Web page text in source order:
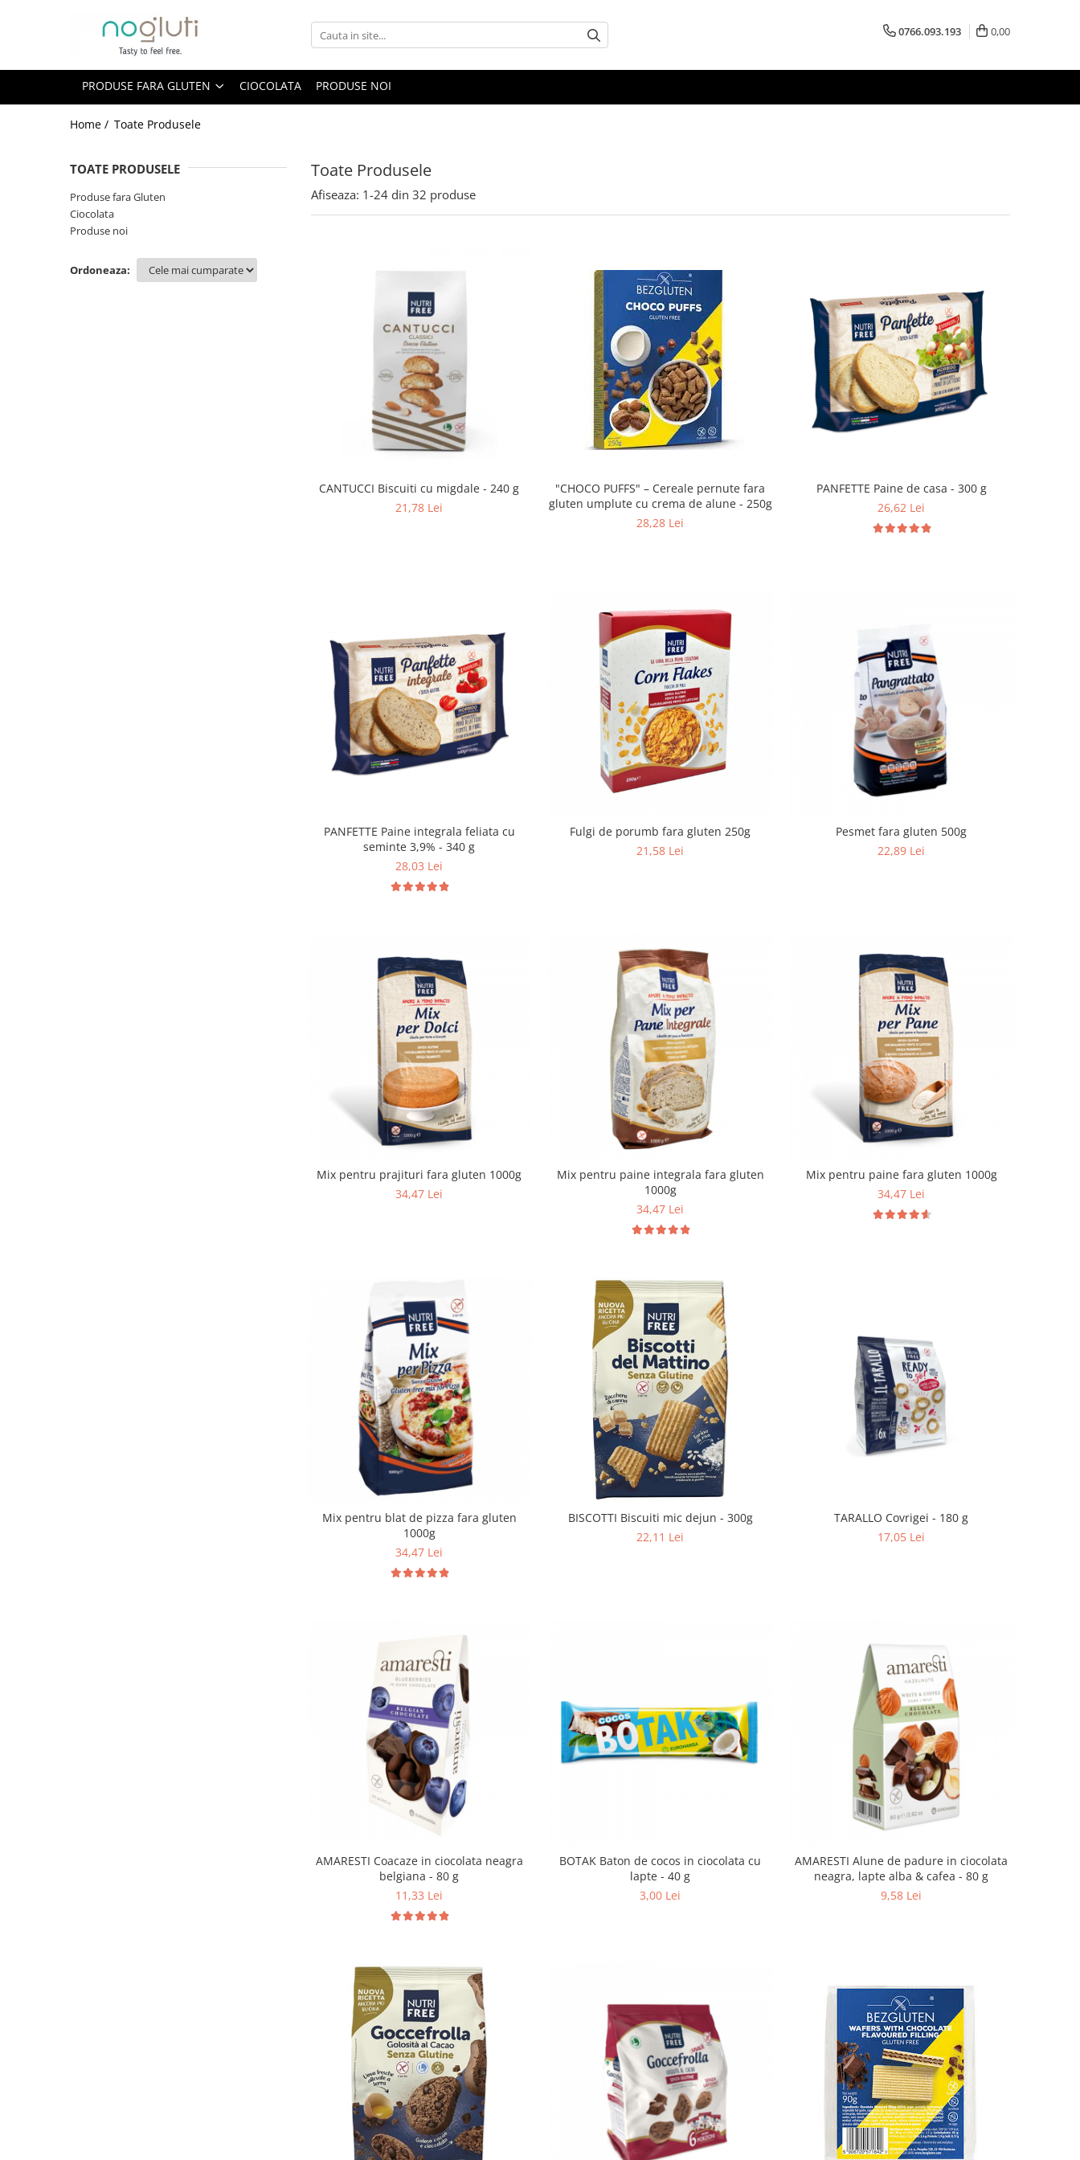
Produse fara Gluten
Biscuiti fara gluten
Paine fara gluten
0766.093.193 0,00
PRODUSE FARA GLUTEN CIOCOLATA PRODUSE NOI
Home / Toate Produsele
Toate Produsele
TOATE PRODUSELE
Produse fara Gluten
Ciocolata
Produse noi
Ordoneaza:
Afiseaza: 1-24 din 32 produse
CANTUCCI Biscuiti cu migdale - 240 g
21,78 Lei
"CHOCO PUFFS" – Cereale pernute fara
gluten umplute cu crema de alune - 250g
28,28 Lei
PANFETTE Paine de casa - 300 g
26,62 Lei
PANFETTE Paine integrala feliata cu
seminte 3,9% - 340 g
28,03 Lei
Fulgi de porumb fara gluten 250g
21,58 Lei
Pesmet fara gluten 500g
22,89 Lei
Mix pentru prajituri fara gluten 1000g
34,47 Lei
Mix pentru paine integrala fara gluten
1000g
34,47 Lei
Mix pentru paine fara gluten 1000g
34,47 Lei
Mix pentru blat de pizza fara gluten
1000g
34,47 Lei
BISCOTTI Biscuiti mic dejun - 300g
22,11 Lei
TARALLO Covrigei - 180 g
17,05 Lei
AMARESTI Coacaze in ciocolata neagra
belgiana - 80 g
11,33 Lei
BOTAK Baton de cocos in ciocolata cu
lapte - 40 g
3,00 Lei
AMARESTI Alune de padure in ciocolata
neagra, lapte alba & cafea - 80 g
9,58 Lei